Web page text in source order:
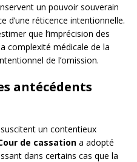
un pouvoir souverain
d’une réticence intentionnelle.
que l’imprécision des
complexité médicale de la
de l’omission.
antécédents
un contentieux
de cassation a adopté
dans certains cas que la